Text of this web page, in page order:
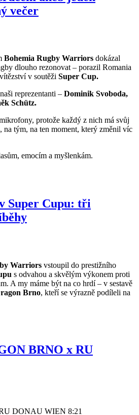
večer
Bohemia Rugby Warriors dokázal
dlouho rezonovat – porazil Romania
v soutěži Super Cup.
reprezentanti – Dominik Svoboda,
Schütz.
protože každý z nich má svůj
tým, na ten moment, který změnil víc
emocím a myšlenkám.
Super Cupu: tři
Warriors vstoupil do prestižního
s odvahou a skvělým výkonem proti
A my máme být na co hrdí – v sestavě
Brno, kteří se výrazně podíleli na
BRNO x RU
DONAU WIEN 8:21